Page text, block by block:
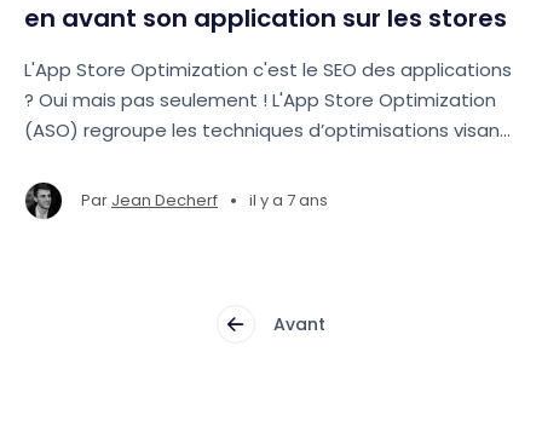
en avant son application sur les stores
L'App Store Optimization c'est le SEO des applications
? Oui mais pas seulement ! L'App Store Optimization
(ASO) regroupe les techniques d’optimisations visant
stores et l’accroissement du nombre de
téléchargements.
Par Jean Decherf • il y a 7 ans
Avant